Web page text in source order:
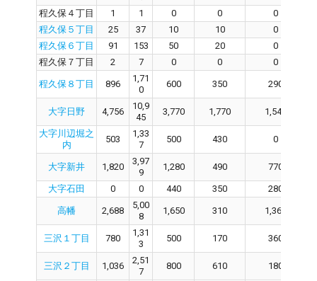
程久保４丁目 1 1 0 0
0
程久保５丁目
25 37 10 10
0
程久保６丁目
91 153 50 20
0
程久保７丁目
2 7 0 0 0
程久保８丁目 896
1,71
0
600 350 290
大字日野 4,756
10,9
45
3,770 1,770 1,540
大字川辺堀之
内
503
1,33
7
500 430 0
大字新井 1,820
3,97
9
1,280 490 770
大字石田 0 0 440 350 280
高幡 2,688
5,00
8
1,650 310 1,360
三沢１丁目 780
1,31
3
500 170 360
三沢２丁目 1,036
2,51
7
800 610 180